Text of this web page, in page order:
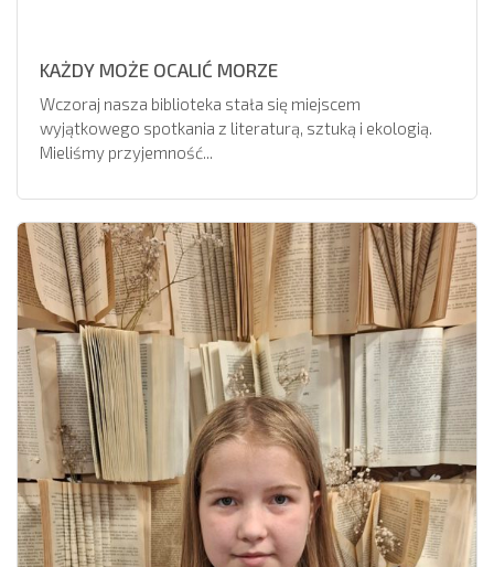
KAŻDY MOŻE OCALIĆ MORZE
Wczoraj nasza biblioteka stała się miejscem
wyjątkowego spotkania z literaturą, sztuką i ekologią.
Mieliśmy przyjemność...